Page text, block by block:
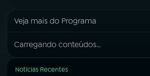
Veja mais do Programa
Carregando conteúdos...
Notícias Recentes